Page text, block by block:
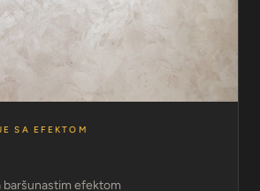
SA EFEKTOM
baršunastim efektom